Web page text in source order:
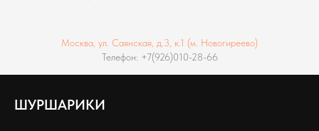
Москва, ул. Саянская, д.3, к.1 (м. Новогиреево)
Телефон: +7(926)010-28-66
ШУРШАРИКИ